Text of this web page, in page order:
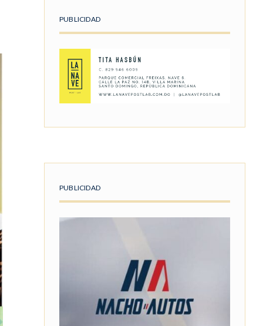
PUBLICIDAD
PUBLICIDAD